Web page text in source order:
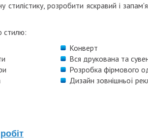
стилістику, розробити яскравий і
стилю:
Конверт
Вся друкована та
Розробка фірмового
Дизайн зовнішньої